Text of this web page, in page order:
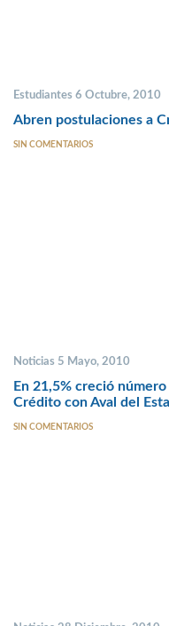
Estudiantes 6 Octubre, 2010
Abren postulaciones a
SIN COMENTARIOS
Noticias 5 Mayo, 2010
En 21,5% creció
Crédito con Aval del
SIN COMENTARIOS